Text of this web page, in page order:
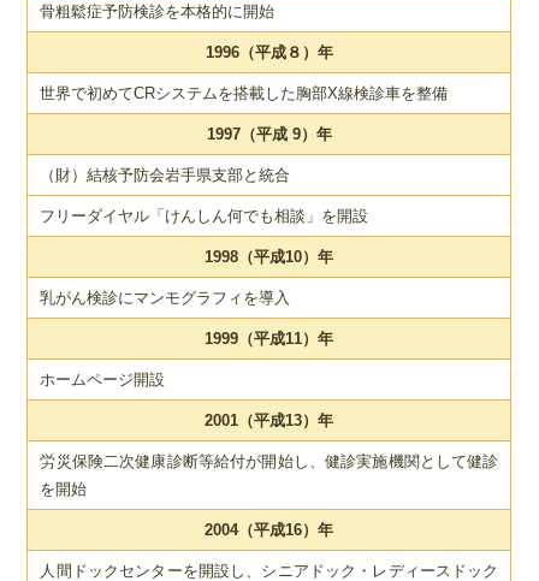
骨粗鬆症予防検診を本格的に開始
1996（平成８）年
世界で初めてCRシステムを搭載した胸部X線検診車を整備
1997（平成 9）年
（財）結核予防会岩手県支部と統合
フリーダイヤル「けんしん何でも相談」を開設
1998（平成10）年
乳がん検診にマンモグラフィを導入
1999（平成11）年
ホームページ開設
2001（平成13）年
労災保険二次健康診断等給付が開始し、健診実施機関として健診
を開始
2004（平成16）年
人間ドックセンターを開設し、シニアドック・レディースドック